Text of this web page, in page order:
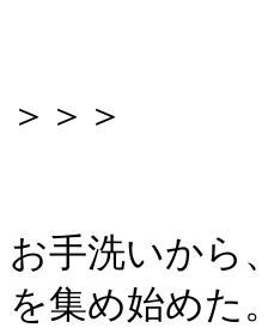
＞＞＞
お手洗いから
を集め始めた。